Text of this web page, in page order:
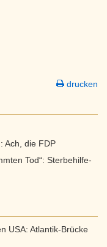
drucken
Ach, die FDP
Tod“: Sterbehilfe-
USA: Atlantik-Brücke